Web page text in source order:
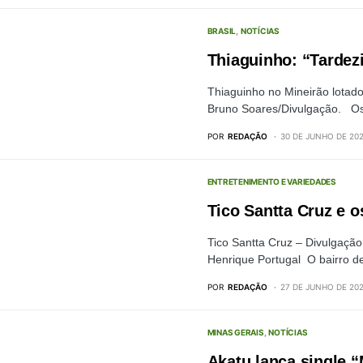
BRASIL NOTÍCIAS
Thiaguinho:
Thiaguinho no Mineirão
Bruno Soares/Divulgação.
POR REDAÇÃO 30 DE JUNHO DE
ENTRETENIMENTO E VARIEDADES
Tico Santta Cruz e
Tico Santta Cruz –
Henrique Portugal O bairro
POR REDAÇÃO 27 DE JUNHO DE
MINAS GERAIS NOTÍCIAS